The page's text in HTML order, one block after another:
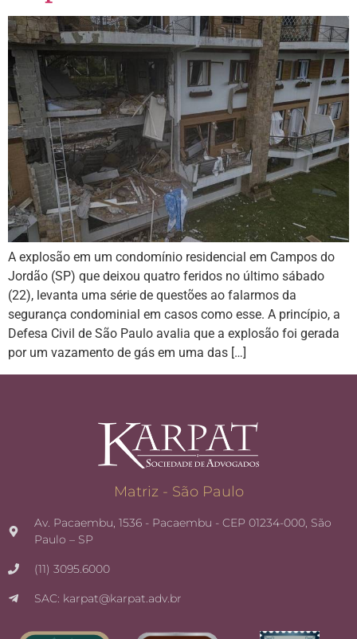
A explosão em um condomínio residencial em Campos do
Jordão (SP) que deixou quatro feridos no último sábado
(22), levanta uma série de questões ao falarmos da
segurança condominial em casos como esse. A princípio, a
Defesa Civil de São Paulo avalia que a explosão foi gerada
por um vazamento de gás em uma das […]
Matriz - São Paulo
Av. Pacaembu, 1536 - Pacaembu - CEP 01234-000, São
Paulo – SP
(11) 3095.6000
SAC: karpat@karpat.adv.br